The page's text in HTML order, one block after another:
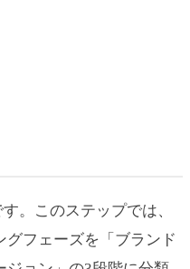
。このステップでは、
フェーズを「ブランド